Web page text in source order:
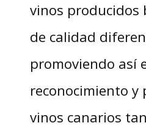
vinos producidos
de calidad
promoviendo así
reconocimiento y
vinos canarios